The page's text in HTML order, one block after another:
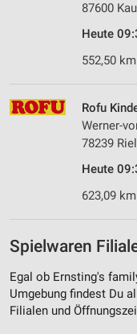
87600
Heute
552,50
Rofu
Werner-
78239
Heute
623,09
Spielwaren
Egal ob Ernsting's
Umgebung findest Du
Filialen und